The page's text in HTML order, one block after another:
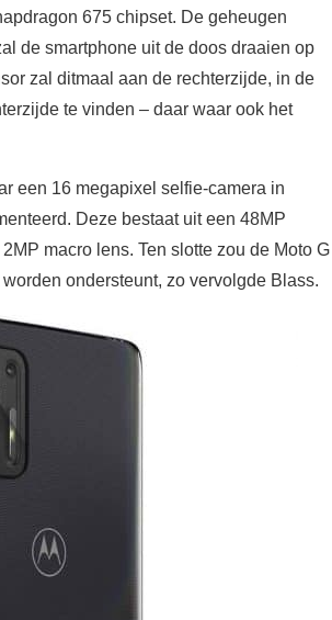
675 chipset. De geheugen
de smartphone uit de doos draaien op
zal ditmaal aan de rechterzijde, in de
te vinden – daar waar ook het
een 16 megapixel selfie-camera in
Deze bestaat uit een 48MP
macro lens. Ten slotte zou de Moto G
ondersteunt, zo vervolgde Blass.